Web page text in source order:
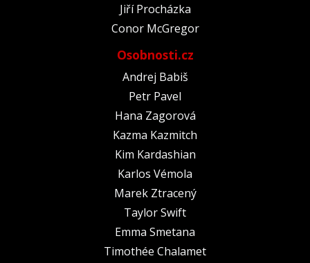
Jiří Procházka
Conor McGregor
Osobnosti.cz
Andrej Babiš
Petr Pavel
Hana Zagorová
Kazma Kazmitch
Kim Kardashian
Karlos Vémola
Marek Ztracený
Taylor Swift
Emma Smetana
Timothée Chalamet